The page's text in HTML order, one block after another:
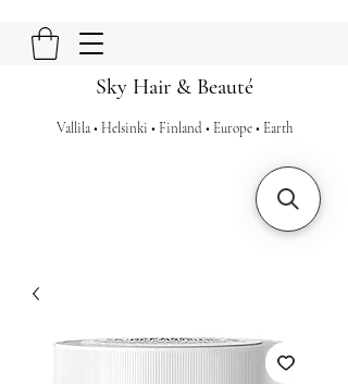
Sky Hair & Beauté
Vallila • Helsinki • Finland • Europe • Earth